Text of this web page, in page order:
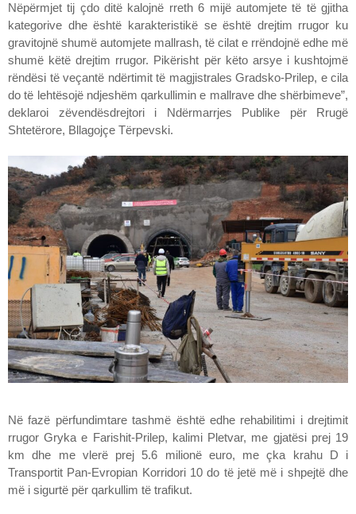
Nëpërmjet tij çdo ditë kalojnë rreth 6 mijë automjete të të gjitha
kategorive dhe është karakteristikë se është drejtim rrugor ku
gravitojnë shumë automjete mallrash, të cilat e rrëndojnë edhe më
shumë këtë drejtim rrugor. Pikërisht për këto arsye i kushtojmë
rëndësi të veçantë ndërtimit të magjistrales Gradsko-Prilep, e cila
do të lehtësojë ndjeshëm qarkullimin e mallrave dhe shërbimeve”,
deklaroi zëvendësdrejtori i Ndërmarrjes Publike për Rrugë
Shtetërore, Bllagojçe Tërpevski.
Në fazë përfundimtare tashmë është edhe rehabilitimi i drejtimit
rrugor Gryka e Farishit-Prilep, kalimi Pletvar, me gjatësi prej 19
km dhe me vlerë prej 5.6 milionë euro, me çka krahu D i
Transportit Pan-Evropian Korridori 10 do të jetë më i shpejtë dhe
më i sigurtë për qarkullim të trafikut.